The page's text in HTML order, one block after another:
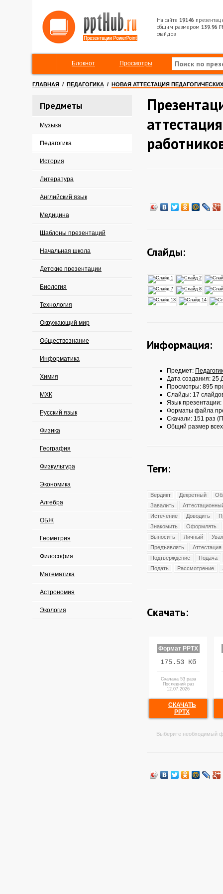
На сайте 19146
общим размером 139.96
слайдов
Блокнот Просмотры
ГЛАВНАЯ / ПЕДАГОГИКА / НОВАЯ АТТЕСТАЦИЯ
Предметы
Музыка
Педагогика
История
Литература
Английский язык
Медицина
Шаблоны презентаций
Начальная школа
Детские презентации
Биология
Технология
Окружающий мир
Обществознание
Информатика
Химия
МХК
Русский язык
Физика
География
Физкультура
Экономика
Алгебра
ОБЖ
Геометрия
Философия
Математика
Астрономия
Экология
Слайды:
Информация:
Предмет:
Дата создания: 25
Просмотры: 895
Слайды: 17
Язык презентации:
Форматы файла
Скачали: 151 раз
Общий размер
Теги:
Вердикт Декретный
Завалить
Истечение
Доводить
Знакомить
Оформлять
Выносить
Личный
Предъявлять
Аттестация
Подтверждение
Подача
Подать
Рассмотрение
Скачать:
Формат PPTX
175.53 Кб
Скачана 53 раза
Последний раз
12.07.2026
СКАЧАТЬ
PPTX
Выберите необходимый